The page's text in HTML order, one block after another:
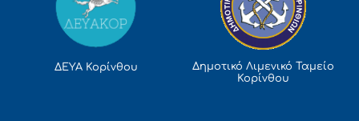
ΔΕΥΑ Κορίνθου
Δημοτικό Λιμενικό Ταμείο
Κορίνθου